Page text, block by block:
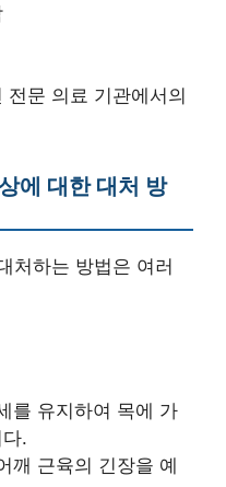
문 의료 기관에서의
에 대한 대처 방
처하는 방법은 여러
를 유지하여 목에 가
.
깨 근육의 긴장을 예